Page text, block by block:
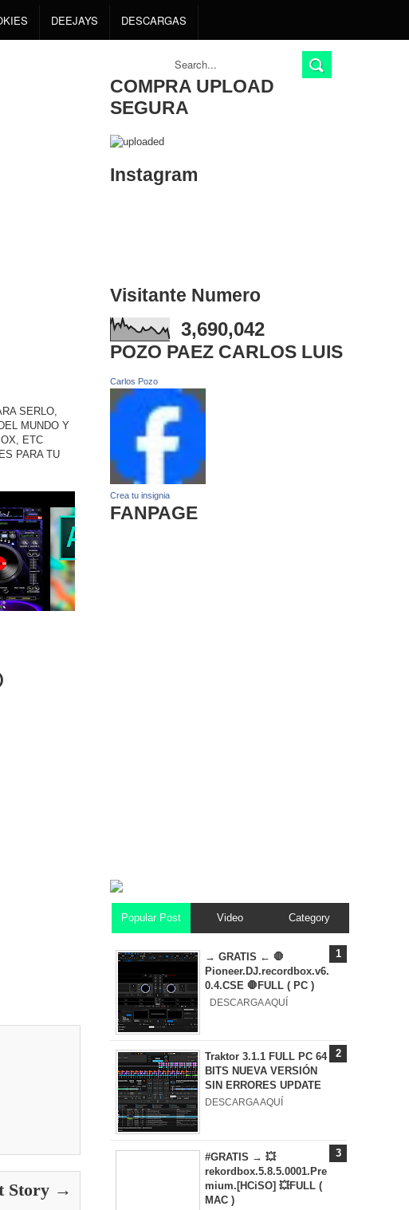
DEEJAYS DESCARGAS
SERLO,
MUNDO Y
ETC
PARA TU
Story →
COMPRA UPLOAD
SEGURA
Instagram
Visitante Numero
3,690,042
POZO PAEZ CARLOS LUIS
Carlos Pozo
Crea tu insignia
FANPAGE
Popular Post Video Category
→ GRATIS ← 🛑
Pioneer.DJ.recordbox.v6.
0.4.CSE 🛑FULL ( PC )
DESCARGA AQUÍ
Traktor 3.1.1 FULL PC 64
BITS NUEVA VERSIÓN
SIN ERRORES UPDATE
DESCARGA AQUÍ
#GRATIS → 💥
rekordbox.5.8.5.0001.Pre
mium.[HCiSO] 💥FULL (
MAC )